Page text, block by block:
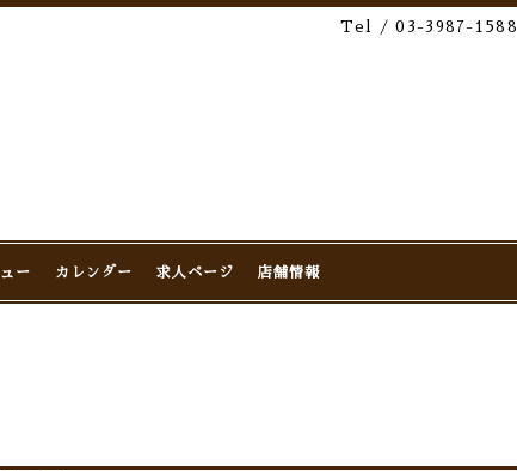
Tel / 03-3987-1588
ー カレンダー 求人ページ 店舗情報